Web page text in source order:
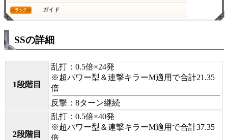
ラック ガイド
SSの詳細
1段階目
乱打：0.5倍×24発
※超パワー型＆連撃キラーM適用で合計21.35
倍
反撃：8ターン継続
2段階目
乱打：0.5倍×40発
※超パワー型＆連撃キラーM適用で合計37.35
倍